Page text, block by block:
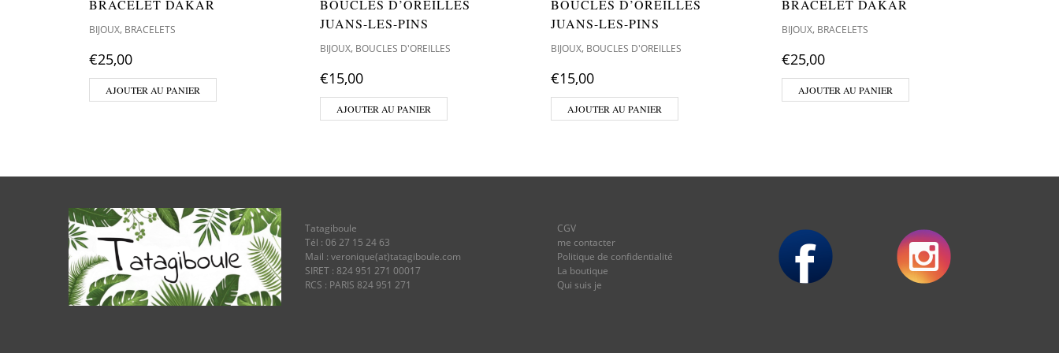
BRACELET DAKAR
BIJOUX, BRACELETS
€25,00
AJOUTER AU PANIER
BOUCLES D’OREILLES
JUANS-LES-PINS
BIJOUX, BOUCLES D'OREILLES
€15,00
AJOUTER AU PANIER
BOUCLES D’OREILLES
JUANS-LES-PINS
BIJOUX, BOUCLES D'OREILLES
€15,00
AJOUTER AU PANIER
BRACELET DAKAR
BIJOUX, BRACELETS
€25,00
AJOUTER AU PANIER
Tatagiboule
Tél : 06 27 15 24 63
Mail : veronique(at)tatagiboule.com
SIRET : 824 951 271 00017
RCS : PARIS 824 951 271
CGV
me contacter
Politique de confidentialité
La boutique
Qui suis je